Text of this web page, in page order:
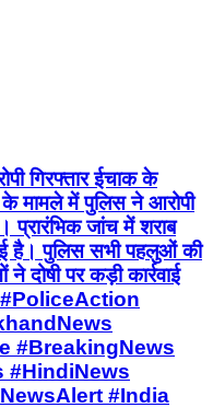
गिरफ्तार ईचाक के
के मामले में पुलिस ने आरोपी
प्रारंभिक जांच में शराब
है। पुलिस सभी पहलुओं की
दोषी पर कड़ी कार्रवाई
#PoliceAction
#BreakingNews
#HindiNews
#India